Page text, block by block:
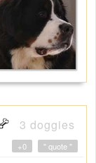
3 doggies
" quote "
+0